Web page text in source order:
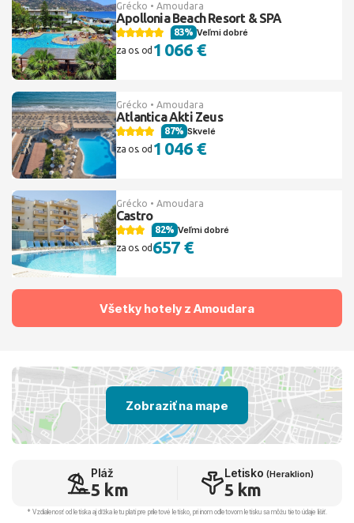
Grécko • Amoudara
Apollonia Beach Resort & SPA
Veľmi dobré
83%
za os. od 1 066 €
Grécko • Amoudara
Atlantica Akti Zeus
Skvelé
87%
za os. od 1 046 €
Grécko • Amoudara
Castro
Veľmi dobré
82%
za os. od 657 €
Všetky hotely z Amoudara
Zobraziť na mape
Pláž
5 km
Letisko (Heraklion)
5 km
* Vzdialenosť od letiska aj dľžka letu platí pre príletové letisko, pri inom odletovom letisku sa môžu tieto údaje líšiť.